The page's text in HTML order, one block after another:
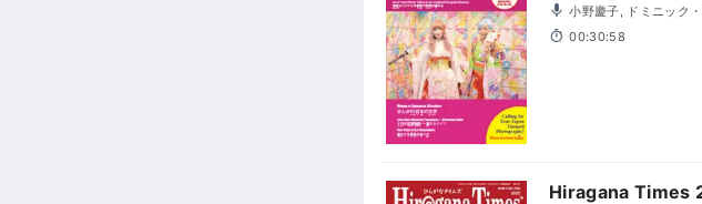
小野慶子, ドミニック
00:30:58
Hiragana Times